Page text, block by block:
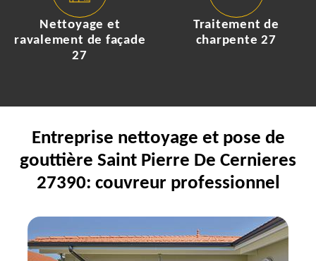
Nettoyage et
ravalement de façade
27
Traitement de
charpente 27
Entreprise nettoyage et pose de
gouttière Saint Pierre De Cernieres
27390: couvreur professionnel